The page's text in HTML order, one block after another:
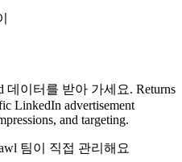
데이터를 받아 가세요. Returns
LinkedIn advertisement
and targeting.
팀이 직접 관리해요